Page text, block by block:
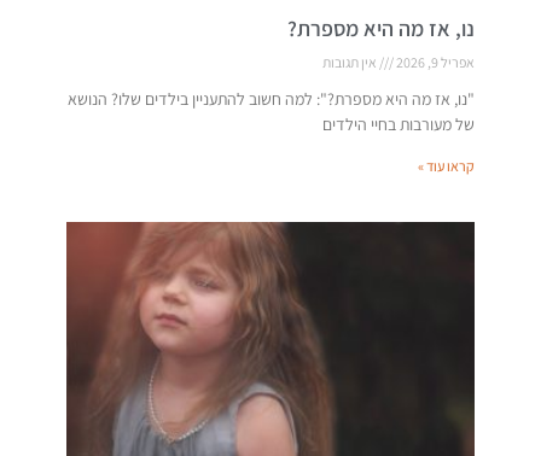
נו, אז מה היא מספרת?
אפריל 9, 2026 אין תגובות
"נו, אז מה היא מספרת?": למה חשוב להתעניין בילדים שלו? הנושא
של מעורבות בחיי הילדים
קראו עוד »